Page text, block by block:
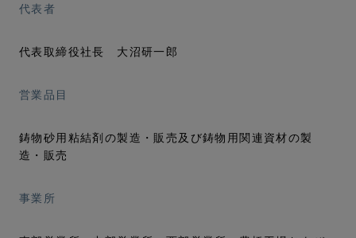
代表者
代表取締役社長 大沼研一郎
営業品目
鋳物砂用粘結剤の製造・販売及び鋳物用関連資材の製
造・販売
事業所